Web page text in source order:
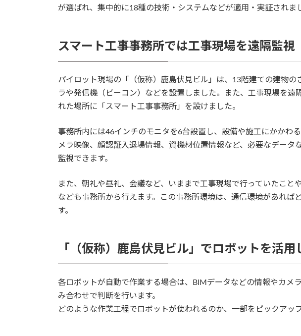
が選ばれ、集中的に18種の技術・システムなどが適用・実証されま
スマート工事事務所では工事現場を遠隔監視
パイロット現場の「（仮称）鹿島伏見ビル」は、13階建ての建物の
ラや発信機（ビーコン）などを設置しました。また、工事現場を遠
れた場所に「スマート工事事務所」を設けました。
事務所内には46インチのモニタを6台設置し、設備や施工にかかわ
メラ映像、顔認証入退場情報、資機材位置情報など、必要なデータ
監視できます。
また、朝礼や昼礼、会議など、いままで工事現場で行っていたこと
なども事務所から行えます。この事務所環境は、通信環境があれば
す。
「（仮称）鹿島伏見ビル」でロボットを活用
各ロボットが自動で作業する場合は、BIMデータなどの情報やカメ
み合わせで判断を行います。
どのような作業工程でロボットが使われるのか、一部をピックアッ